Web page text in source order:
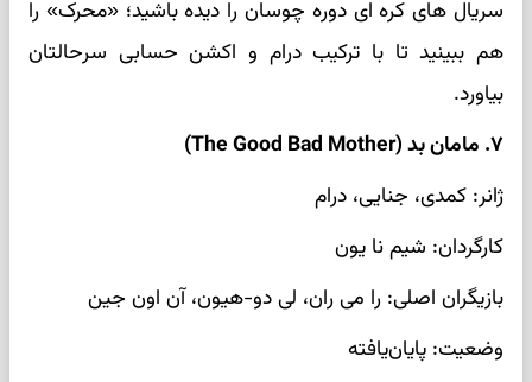
سریال های کره ای دوره چوسان را دیده باشید؛ «محرک» را
هم ببینید تا با ترکیب درام و اکشن حسابی سرحالتان
بیاورد.
۷. مامان بد (The Good Bad Mother)
ژانر: کمدی، جنایی، درام
کارگردان: شیم نا یون
بازیگران اصلی: را می ران، لی دو-هیون، آن اون جین
وضعیت: پایان‌یافته